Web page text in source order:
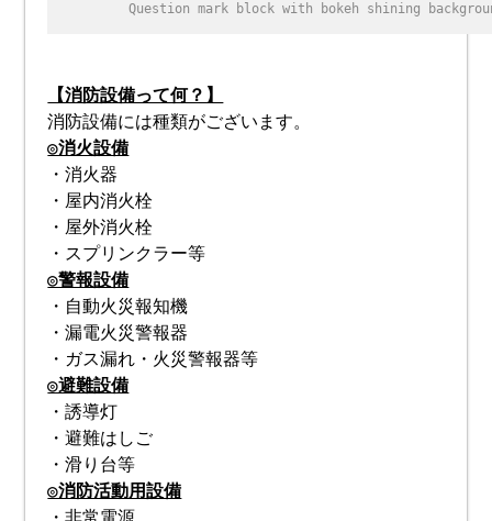
Question mark block with bokeh shining
【消防設備って何？】
消防設備には種類がございます。
◎消火設備
・消火器
・屋内消火栓
・屋外消火栓
・スプリンクラー等
◎警報設備
・自動火災報知機
・漏電火災警報器
・ガス漏れ・火災警報器等
◎避難設備
・誘導灯
・避難はしご
・滑り台等
◎消防活動用設備